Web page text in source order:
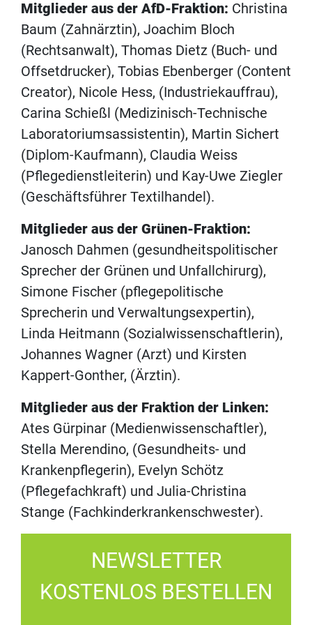
Mitglieder aus der AfD-Fraktion: Christina
Baum (Zahnärztin), Joachim Bloch
(Rechtsanwalt), Thomas Dietz (Buch- und
Offsetdrucker), Tobias Ebenberger (Content
Creator), Nicole Hess, (Industriekauffrau),
Carina Schießl (Medizinisch-Technische
Laboratoriumsassistentin), Martin Sichert
(Diplom-Kaufmann), Claudia Weiss
(Pflegedienstleiterin) und Kay-Uwe Ziegler
(Geschäftsführer Textilhandel).
Mitglieder aus der Grünen-Fraktion:
Janosch Dahmen (gesundheitspolitischer
Sprecher der Grünen und Unfallchirurg),
Simone Fischer (pflegepolitische
Sprecherin und Verwaltungsexpertin),
Linda Heitmann (Sozialwissenschaftlerin),
Johannes Wagner (Arzt) und Kirsten
Kappert-Gonther, (Ärztin).
Mitglieder aus der Fraktion der Linken:
Ates Gürpinar (Medienwissenschaftler),
Stella Merendino, (Gesundheits- und
Krankenpflegerin), Evelyn Schötz
(Pflegefachkraft) und Julia-Christina
Stange (Fachkinderkrankenschwester).
NEWSLETTER
KOSTENLOS BESTELLEN